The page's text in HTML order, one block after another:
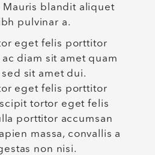
Mauris blandit aliquet
pulvinar a.
eget felis porttitor
diam sit amet quam
sit amet dui.
eget felis porttitor
tortor eget felis
porttitor accumsan
massa, convallis a
non nisi.